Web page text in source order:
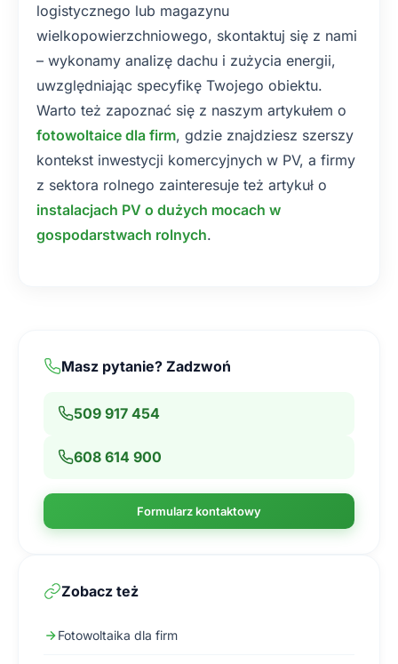
logistycznego lub magazynu
wielkopowierzchniowego, skontaktuj się z nami
– wykonamy analizę dachu i zużycia energii,
uwzględniając specyfikę Twojego obiektu.
Warto też zapoznać się z naszym artykułem o
fotowoltaice dla firm, gdzie znajdziesz szerszy
kontekst inwestycji komercyjnych w PV, a firmy
z sektora rolnego zainteresuje też artykuł o
instalacjach PV o dużych mocach w
gospodarstwach rolnych.
Masz pytanie? Zadzwoń
509 917 454
608 614 900
Formularz kontaktowy
Zobacz też
Fotowoltaika dla firm